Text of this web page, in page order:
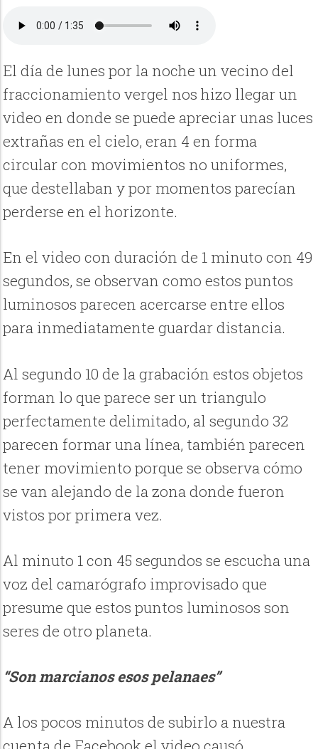
El día de lunes por la noche un vecino del
fraccionamiento vergel nos hizo llegar un
video en donde se puede apreciar unas luces
extrañas en el cielo, eran 4 en forma
circular con movimientos no uniformes,
que destellaban y por momentos parecían
perderse en el horizonte.
En el video con duración de 1 minuto con 49
segundos, se observan como estos puntos
luminosos parecen acercarse entre ellos
para inmediatamente guardar distancia.
Al segundo 10 de la grabación estos objetos
forman lo que parece ser un triangulo
perfectamente delimitado, al segundo 32
parecen formar una línea, también parecen
tener movimiento porque se observa cómo
se van alejando de la zona donde fueron
vistos por primera vez.
Al minuto 1 con 45 segundos se escucha una
voz del camarógrafo improvisado que
presume que estos puntos luminosos son
seres de otro planeta.
“Son marcianos esos pelanaes”
A los pocos minutos de subirlo a nuestra